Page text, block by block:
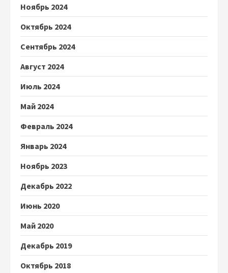
Ноябрь 2024
Октябрь 2024
Сентябрь 2024
Август 2024
Июль 2024
Май 2024
Февраль 2024
Январь 2024
Ноябрь 2023
Декабрь 2022
Июнь 2020
Май 2020
Декабрь 2019
Октябрь 2018